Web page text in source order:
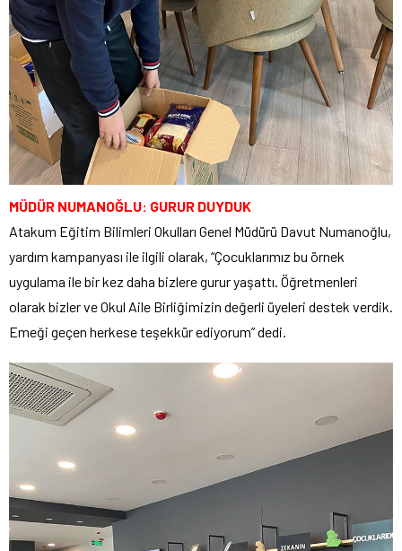
MÜDÜR NUMANOĞLU: GURUR DUYDUK
Atakum Eğitim Bilimleri Okulları Genel Müdürü Davut Numanoğlu,
yardım kampanyası ile ilgili olarak, “Çocuklarımız bu örnek
uygulama ile bir kez daha bizlere gurur yaşattı. Öğretmenleri
olarak bizler ve Okul Aile Birliğimizin değerli üyeleri destek verdik.
Emeği geçen herkese teşekkür ediyorum” dedi.